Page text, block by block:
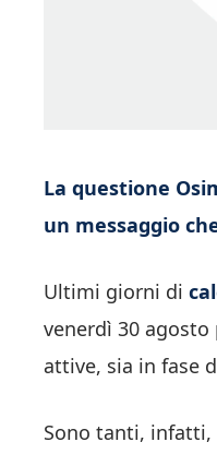
La questione
un messaggio
Ultimi giorni di
venerdì 30
attive, sia in fase
Sono tanti,